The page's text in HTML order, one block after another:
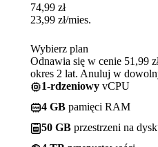
74,99 zł
23,99 zł/mies.
Wybierz plan
Odnawia się w cenie 51,99
okres 2 lat. Anuluj w
1-rdzeniowy vCPU
4 GB pamięci RAM
50 GB przestrzeni na